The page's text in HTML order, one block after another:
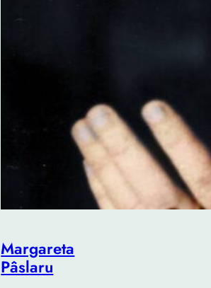
Margareta
Pâslaru